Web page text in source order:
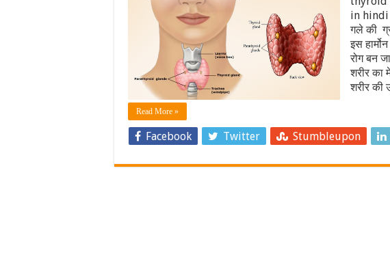
in hindi
गले की
इस
रोग बन
शरीर का
शरीर की
Read More »
Facebook Twitter Stumbleupon